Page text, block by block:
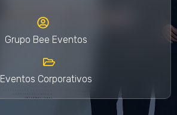
Grupo Bee Eventos
Eventos Corporativos